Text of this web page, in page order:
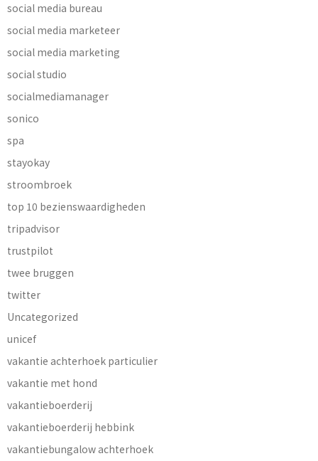
social media bureau
social media marketeer
social media marketing
social studio
socialmediamanager
sonico
spa
stayokay
stroombroek
top 10 bezienswaardigheden
tripadvisor
trustpilot
twee bruggen
twitter
Uncategorized
unicef
vakantie achterhoek particulier
vakantie met hond
vakantieboerderij
vakantieboerderij hebbink
vakantiebungalow achterhoek